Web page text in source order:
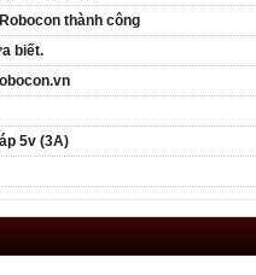
thành công
biết.
5v (3A)